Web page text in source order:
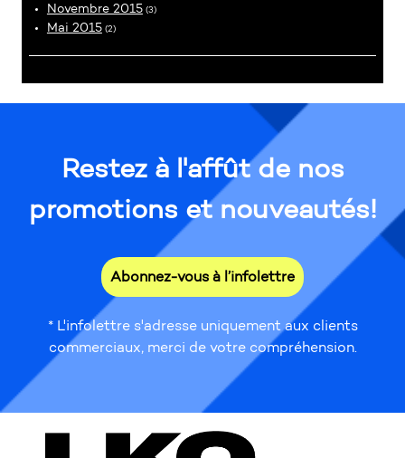
Novembre 2015(3)
Mai 2015(2)
Restez à l'affût de nos
promotions et nouveautés!
Abonnez-vous à l’infolettre
* L'infolettre s'adresse uniquement aux clients
commerciaux, merci de votre compréhension.